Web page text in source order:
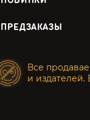
ПРЕДЗАКАЗЫ
Все
и издателей.